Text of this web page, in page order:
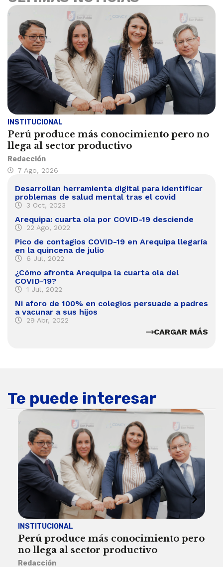
INSTITUCIONAL
Perú produce más conocimiento pero no
llega al sector productivo
Redacción
7 Ago, 2026
Desarrollan herramienta digital para identificar
problemas de salud mental tras el covid
3 Oct, 2023
Arequipa: cuarta ola por COVID-19 desciende
22 Ago, 2022
Pico de contagios COVID-19 en Arequipa llegaría
en la quincena de julio
6 Jul, 2022
¿Cómo afronta Arequipa la cuarta ola del
COVID-19?
1 Jul, 2022
Ni aforo de 100% en colegios persuade a padres
a vacunar a sus hijos
29 Abr, 2022
CARGAR MÁS
Te puede interesar
INSTITUCIONAL
Perú produce más conocimiento pero
no llega al sector productivo
Redacción